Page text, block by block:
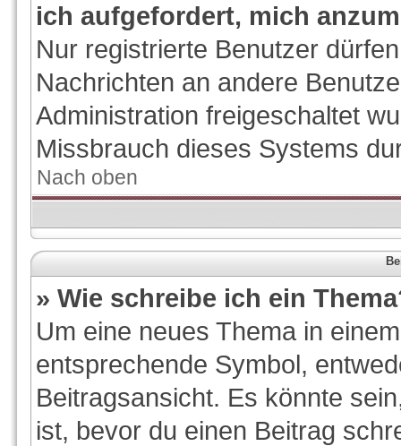
ich aufgefordert, mich
Nur registrierte Benutzer
Nachrichten an andere
Administration freigeschaltet
Missbrauch dieses Systems
Nach oben
» Wie schreibe ich ein
Um eine neues Thema in
entsprechende Symbol,
Beitragsansicht. Es könnte
ist, bevor du einen Beitrag